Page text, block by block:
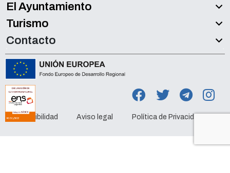
El Ayuntamiento
Turismo
Contacto
Accesibilidad Aviso legal Política de Privacidad